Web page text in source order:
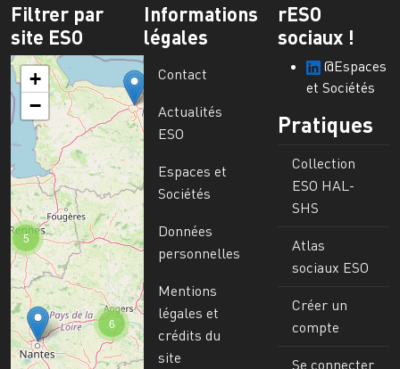
Filtrer par
site ESO
6
5
+
−
Informations
légales
Contact
Actualités
ESO
Espaces et
Sociétés
Données
personnelles
Mentions
légales et
crédits du
site
rESO
sociaux !
@Espaces
et Sociétés
Pratiques
Collection
ESO HAL-
SHS
Atlas
sociaux ESO
Créer un
compte
Se connecter